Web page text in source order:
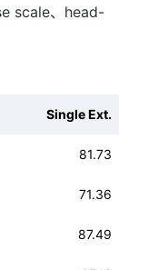
scale、head-
Single Ext.
81.73
71.36
87.49